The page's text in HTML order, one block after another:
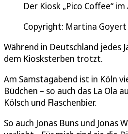
Der Kiosk „Pico Coffee“
Copyright: Martina Goyert
Während in Deutschland jedes
dem Kiosksterben trotzt.
Am Samstagabend ist in Köln
Büdchen – so auch das La Ola
Kölsch und Flaschenbier.
So auch Jonas Buns und